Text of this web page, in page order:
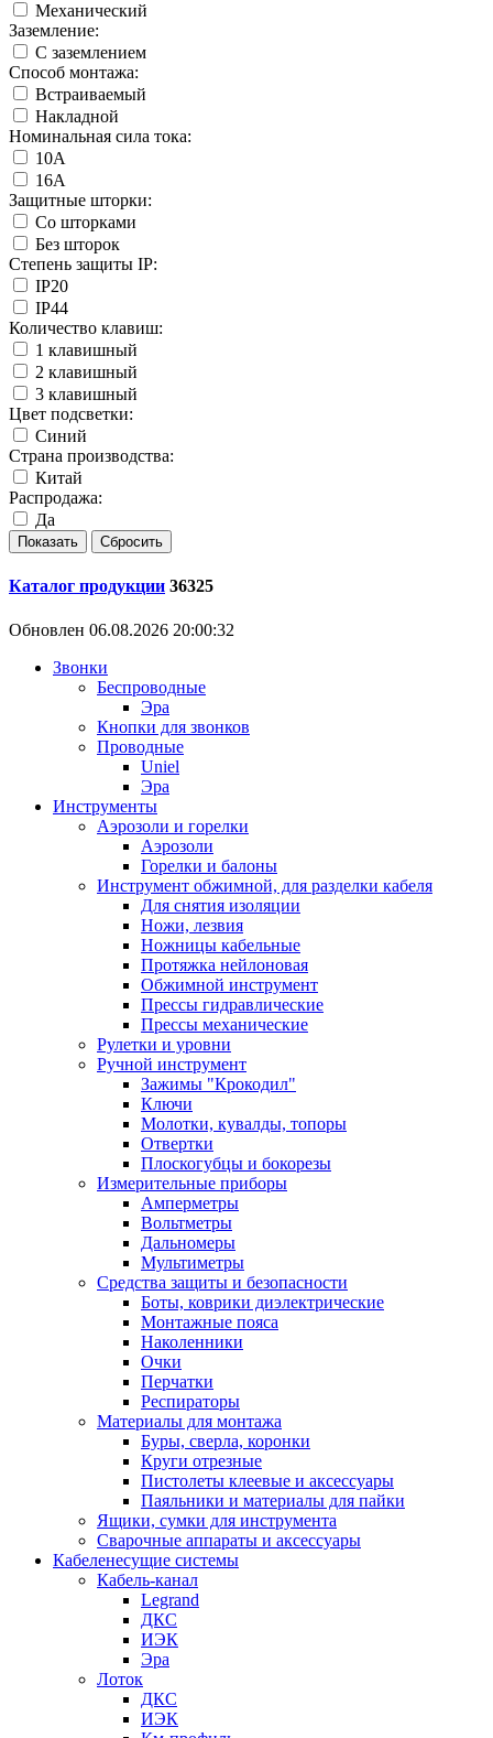
Механический
Заземление:
С заземлением
Способ монтажа:
Встраиваемый
Накладной
Номинальная сила тока:
10А
16А
Защитные шторки:
Со шторками
Без шторок
Степень защиты IP:
IP20
IP44
Количество клавиш:
1 клавишный
2 клавишный
3 клавишный
Цвет подсветки:
Синий
Страна производства:
Китай
Распродажа:
Да
Каталог продукции 36325
Обновлен 06.08.2026 20:00:32
Звонки
Беспроводные
Эра
Кнопки для звонков
Проводные
Uniel
Эра
Инструменты
Аэрозоли и горелки
Аэрозоли
Горелки и балоны
Инструмент обжимной, для разделки кабеля
Для снятия изоляции
Ножи, лезвия
Ножницы кабельные
Протяжка нейлоновая
Обжимной инструмент
Прессы гидравлические
Прессы механические
Рулетки и уровни
Ручной инструмент
Зажимы "Крокодил"
Ключи
Молотки, кувалды, топоры
Отвертки
Плоскогубцы и бокорезы
Измерительные приборы
Амперметры
Вольтметры
Дальномеры
Мультиметры
Средства защиты и безопасности
Боты, коврики диэлектрические
Монтажные пояса
Наколенники
Очки
Перчатки
Респираторы
Материалы для монтажа
Буры, сверла, коронки
Круги отрезные
Пистолеты клеевые и аксессуары
Паяльники и материалы для пайки
Ящики, сумки для инструмента
Сварочные аппараты и аксессуары
Кабеленесущие системы
Кабель-канал
Legrand
ДКС
ИЭК
Эра
Лоток
ДКС
ИЭК